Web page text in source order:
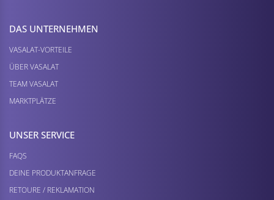
DAS UNTERNEHMEN
VASALAT-VORTEILE
ÜBER VASALAT
TEAM VASALAT
MARKTPLÄTZE
UNSER SERVICE
FAQS
DEINE PRODUKTANFRAGE
RETOURE / REKLAMATION